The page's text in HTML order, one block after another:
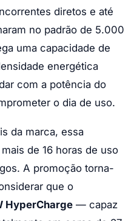
diretos e até
no padrão de 5.000
uma capacidade de
energética
com a potência do
o dia de uso.
da marca, essa
de 16 horas de uso
A promoção torna-
que o
HyperCharge — capaz